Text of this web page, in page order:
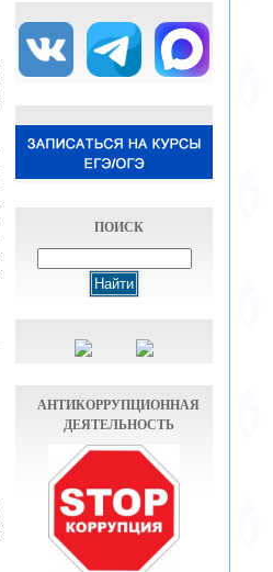
ПОИСК
АНТИКОРРУПЦИОННАЯ
ДЕЯТЕЛЬНОСТЬ